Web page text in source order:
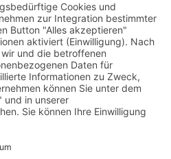
Erich Roiser GmbH